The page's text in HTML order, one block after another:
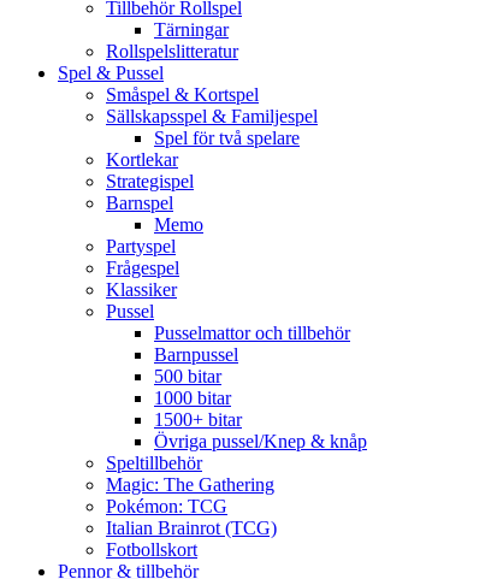
Tillbehör Rollspel
Tärningar
Rollspelslitteratur
Spel & Pussel
Småspel & Kortspel
Sällskapsspel & Familjespel
Spel för två spelare
Kortlekar
Strategispel
Barnspel
Memo
Partyspel
Frågespel
Klassiker
Pussel
Pusselmattor och tillbehör
Barnpussel
500 bitar
1000 bitar
1500+ bitar
Övriga pussel/Knep & knåp
Speltillbehör
Magic: The Gathering
Pokémon: TCG
Italian Brainrot (TCG)
Fotbollskort
Pennor & tillbehör